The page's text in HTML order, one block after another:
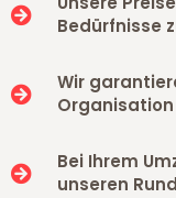
Bedürfnisse
Wir
Bei Ihrem
unseren